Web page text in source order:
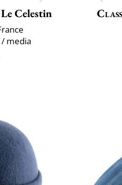
Le Celestin
media